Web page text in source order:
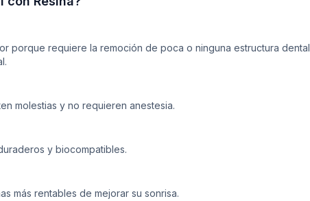
porque requiere la remoción de poca o ninguna estructura dental
molestias y no requieren anestesia.
y biocompatibles.
más rentables de mejorar su sonrisa.